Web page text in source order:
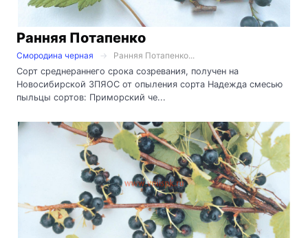
Ранняя Потапенко
Смородина черная
Ранняя Потапенко...
Сорт среднераннего срока созревания, получен на
Новосибирской ЗПЯОС от опыления сорта Надежда смесью
пыльцы сортов: Приморский че...